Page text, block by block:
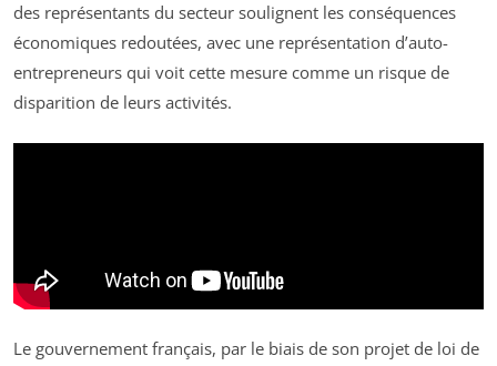
des représentants du secteur soulignent les conséquences
économiques redoutées, avec une représentation d’auto-
entrepreneurs qui voit cette mesure comme un risque de
disparition de leurs activités.
Le gouvernement français, par le biais de son projet de loi de